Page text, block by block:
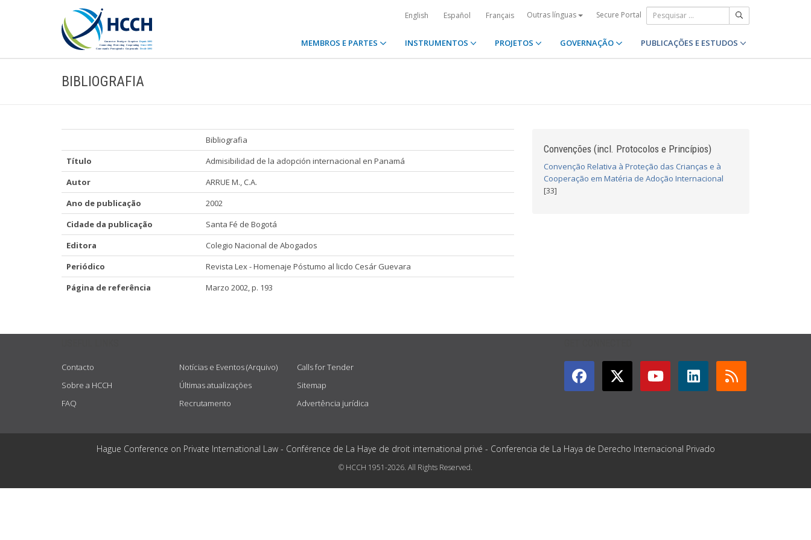
English Español Français Outras línguas Secure Portal
MEMBROS E PARTES INSTRUMENTOS PROJETOS GOVERNAÇÃO PUBLICAÇÕES E ESTUDOS
BIBLIOGRAFIA
Bibliografia
Título
Admisibilidad de la adopción internacional en Panamá
Autor
ARRUE M., C.A.
Ano de publicação
2002
Cidade da publicação
Santa Fé de Bogotá
Editora
Colegio Nacional de Abogados
Periódico
Revista Lex - Homenaje Póstumo al licdo Cesár Guevara
Página de referência
Marzo 2002, p. 193
Convenções (incl. Protocolos e Princípios)
Convenção Relativa à Proteção das Crianças e à
Cooperação em Matéria de Adoção Internacional
[33]
Contacto
Sobre a HCCH
FAQ
Notícias e Eventos (Arquivo)
Últimas atualizações
Recrutamento
Calls for Tender
Sitemap
Advertência jurídica
Hague Conference on Private International Law - Conférence de La Haye de droit international privé - Conferencia de La Haya de Derecho Internacional Privado
© HCCH 1951-2026. All Rights Reserved.